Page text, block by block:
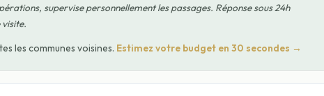
supervise personnellement les passages. Réponse sous 24h
les communes voisines. Estimez votre budget en 30 secondes →